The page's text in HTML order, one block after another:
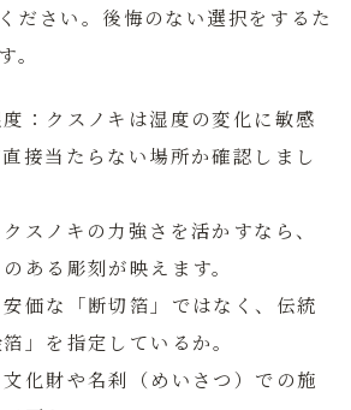
ださい。後悔のない選択をするた
。
： クスノキは湿度の変化に敏感
接当たらない場所か確認しまし
クスノキの力強さを活かすなら、
ある彫刻が映えます。
安価な「断切箔」ではなく、伝統
」を指定しているか。
文化財や名刹（めいさつ）での施